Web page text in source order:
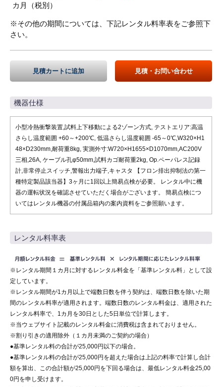
カ月（税別）
※その他の期間については、下記レンタル料率表をご参照下
さい。
見積カートに追加 見積・お問い合わせ
機器仕様
小型冷熱衝撃装置,試料上下移動による2ゾーン方式, テストエリア:高温
さらし温度範囲 +60～+200℃, 低温さらし温度範囲 -65～0℃,W320×H1
48×D230mm,耐荷重8kg, 実測外寸:W720×H1655×D1070mm,AC200V
三相,26A, ケーブル孔φ50mm,試料カゴ耐荷重2kg, Op.ペーパレス記録
計,非常停止スイッチ,警報出力端子,キャスタ 【フロン排出抑制法の第一
種特定製品該当器】3ヶ月に1回以上簡易点検が必要。 レンタル中に機
器の運転状況を確認させていただく場合がございます。 簡易点検につ
いてはレンタル機器の付属品箱内の案内資料をご参照願います。
レンタル料率表
※レンタル期間１カ月に対するレンタル料金を「基準レンタル料」として設
定しています。
※レンタル期間が1カ月以上で端数日数を伴う契約は、端数日数を除いた期
間のレンタル料率が適用されます。端数日数のレンタル料金は、適用された
レンタル料率で、1カ月を30日とした5日単位で計算します。
※当ウェブサイト記載のレンタル料金に消費税は含まれておりません。
※割り引きの適用除外（１カ月未満のご契約の場合）
●基準レンタル料の合計が25,000円以下の場合。
●基準レンタル料の合計が25,000円を超えた場合は上記の料率で計算し合計
額を算出、この合計額が25,000円を下回る場合は、最低レンタル料金25,00
0円を申し受けます。